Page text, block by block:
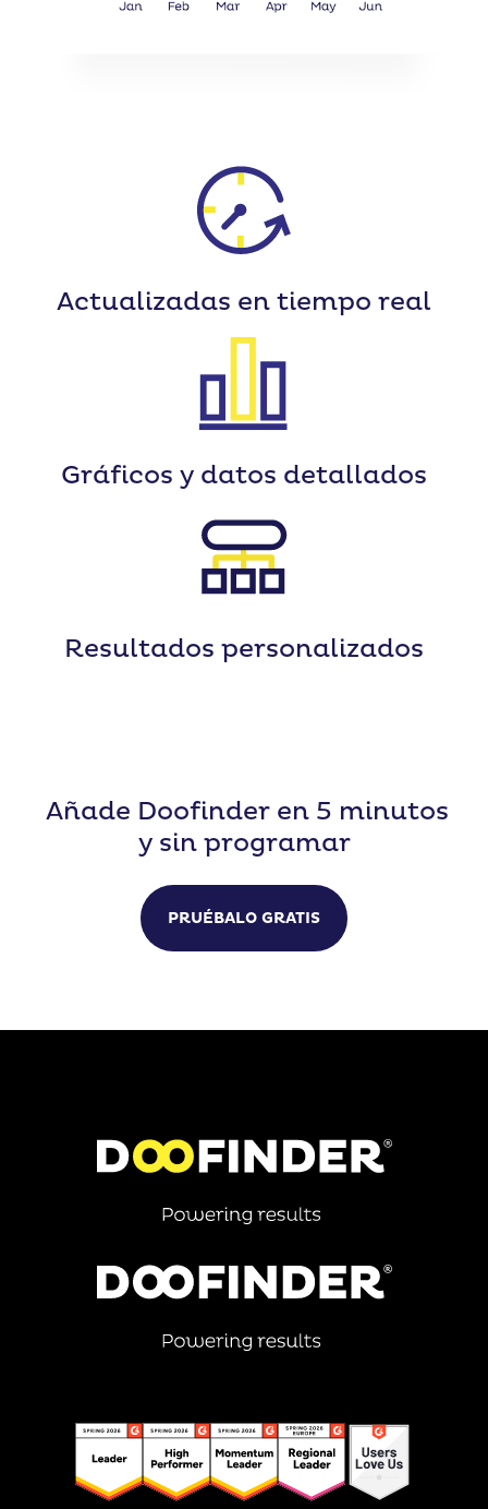
Actualizadas en tiempo real
Gráficos y datos detallados
Resultados personalizados
Añade Doofinder en 5 minutos
y sin programar
PRUÉBALO GRATIS